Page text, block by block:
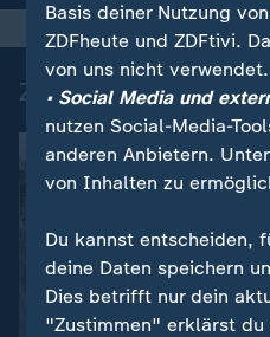
Zuletzt auf
Basis deiner Nutzung
ZDFheute und ZDFtivi.
von uns nicht verwendet.
• Social Media und
nutzen Social-Media-
anderen Anbietern.
von Inhalten zu
Du kannst entscheiden,
deine Daten speichern
Dies betrifft nur dein
"Zustimmen" erklärst du